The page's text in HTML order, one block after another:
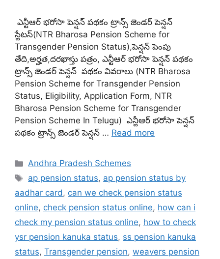
ఎన్టీఆర్ భరోసా పెన్షన్ పథకం ట్రాన్స్ జెండర్ పెన్షన్
స్టేటస్(NTR Bharosa Pension Scheme for
Transgender Pension Status),పెన్షన్ పెంపు
తేది,అర్హత,దరఖాస్తు పత్రం, ఎన్టీఆర్ భరోసా పెన్షన్ పథకం
ట్రాన్స్ జెండర్ పెన్షన్ పథకం వివరాలు (NTR Bharosa
Pension Scheme for Transgender Pension
Status, Eligibility, Application Form, NTR
Bharosa Pension Scheme for Transgender
Pension Scheme In Telugu) ఎన్టీఆర్ భరోసా పెన్షన్
పథకం ట్రాన్స్ జెండర్ పెన్షన్ … Read more
Categories
Andhra Pradesh Schemes
Tags
ap pension status, ap pension status by
aadhar card, can we check pension status
online, check pension status online, how can i
check my pension status online, how to check
ysr pension kanuka status, ss pension kanuka
status, Transgender pension, weavers pension